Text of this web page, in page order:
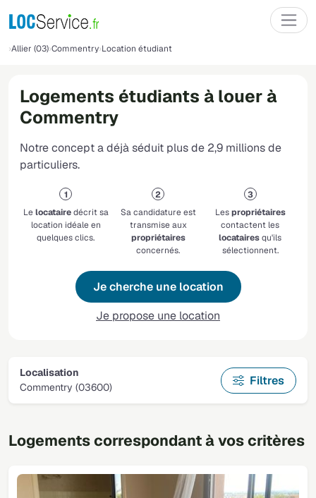
Allier (03) Commentry Location étudiant
Logements étudiants à louer à
Commentry
Notre concept a déjà séduit plus de 2,9 millions de
particuliers.
Lelocatairedécrit sa
location idéale en
quelques clics.
Sa candidature est
transmise aux
propriétaires
concernés.
Lespropriétaires
contactent les
locatairesqu'ils
sélectionnent.
Je cherche une location
Je propose une location
Localisation
Commentry (03600)
Filtres
Logements correspondant à vos critères